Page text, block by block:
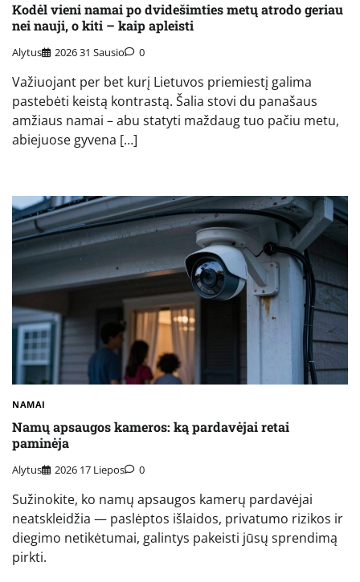
Kodėl vieni namai po dvidešimties metų atrodo geriau
nei nauji, o kiti – kaip apleisti
Alytus 2026 31 Sausio 0
Važiuojant per bet kurį Lietuvos priemiestį galima
pastebėti keistą kontrastą. Šalia stovi du panašaus
amžiaus namai – abu statyti maždaug tuo pačiu metu,
abiejuose gyvena […]
NAMAI
Namų apsaugos kameros: ką pardavėjai retai
paminėja
Alytus 2026 17 Liepos 0
Sužinokite, ko namų apsaugos kamerų pardavėjai
neatskleidžia — paslėptos išlaidos, privatumo rizikos ir
diegimo netikėtumai, galintys pakeisti jūsų sprendimą
pirkti.